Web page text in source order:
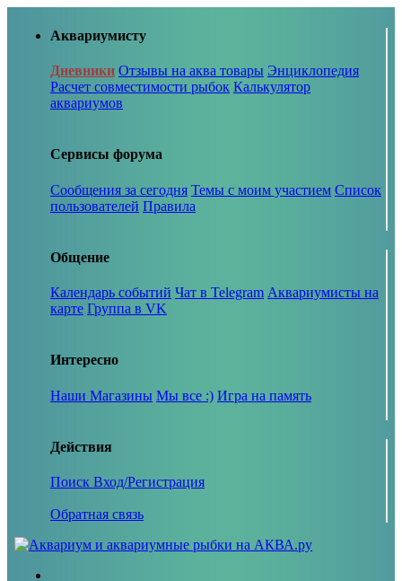
Аквариумисту
Дневники Отзывы на аква товары Энциклопедия
Расчет совместимости рыбок Калькулятор
аквариумов
Сервисы форума
Сообщения за сегодня Темы с моим участием Список
пользователей Правила
Общение
Календарь событий Чат в Telegram Аквариумисты на
карте Группа в VK
Интересно
Наши Магазины Мы все :) Игра на память
Действия
Поиск Вход/Регистрация
Обратная связь